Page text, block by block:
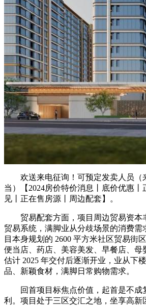
欢送来电征询！可预定发卖人员（
当）【2024房价特价消息丨底价优惠丨
见丨正在售房源丨周边配套】。
贸易配套方面，项目周边贸易资本
贸易系统，满脚业从分歧场景的消费需
目本身规划的 2600 平方米社区贸易街
便当店、药店、美容美发、早餐店、母
估计 2025 年交付后逐渐开业，业从下
品、新颖食材，满脚日常购物需求。
回首项目标焦点价值，起首是不成
利。项目处于三区交汇之地，坐享高新